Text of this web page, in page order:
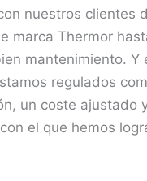
nuestros clientes
marca Thermor
mantenimiento.
regulados
un coste ajustado
el que hemos